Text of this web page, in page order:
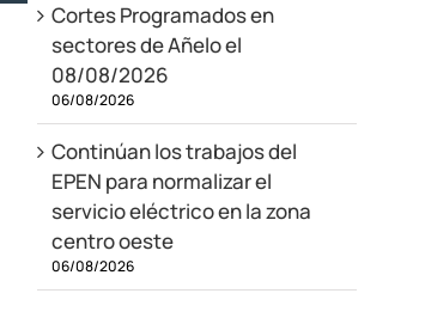
Cortes Programados en
sectores de Añelo el
08/08/2026
06/08/2026
Continúan los trabajos del
EPEN para normalizar el
servicio eléctrico en la zona
centro oeste
06/08/2026